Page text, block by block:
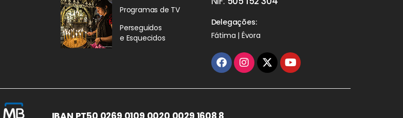
Programas de TV
Perseguidos
e Esquecidos
Delegações:
Fátima | Évora